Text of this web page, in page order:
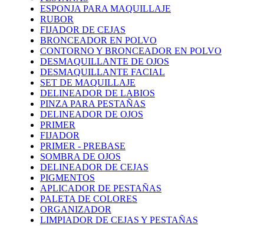
ESPONJA PARA MAQUILLAJE
RUBOR
FIJADOR DE CEJAS
BRONCEADOR EN POLVO
CONTORNO Y BRONCEADOR EN POLVO
DESMAQUILLANTE DE OJOS
DESMAQUILLANTE FACIAL
SET DE MAQUILLAJE
DELINEADOR DE LABIOS
PINZA PARA PESTAÑAS
DELINEADOR DE OJOS
PRIMER
FIJADOR
PRIMER - PREBASE
SOMBRA DE OJOS
DELINEADOR DE CEJAS
PIGMENTOS
APLICADOR DE PESTAÑAS
PALETA DE COLORES
ORGANIZADOR
LIMPIADOR DE CEJAS Y PESTAÑAS